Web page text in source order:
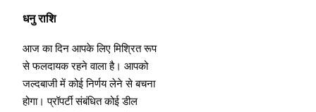
धनु राशि
आज का दिन आपके लिए मिश्रित रूप
से फलदायक रहने वाला है। आपको
जल्दबाजी में कोई निर्णय लेने से बचना
होगा। प्रॉपर्टी संबंधित कोई डील